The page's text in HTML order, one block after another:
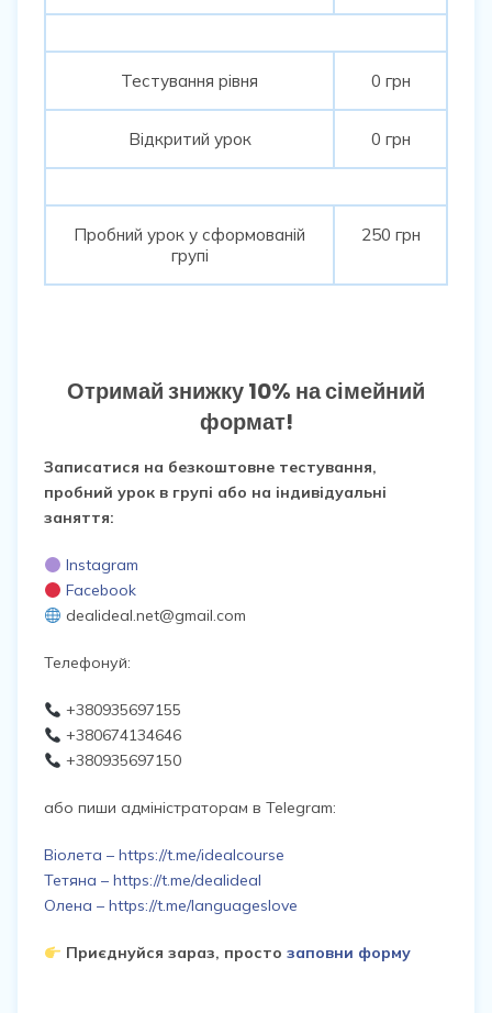
Тестування рівня 0 грн
Відкритий урок 0 грн
Пробний урок у сформованій
групі
250 грн
Отримай знижку 10% на сімейний
формат!
Записатися на безкоштовне тестування,
пробний урок в групі або на індивідуальні
заняття:
Instagram
Facebook
dealideal.net@gmail.com
Телефонуй:
+380935697155
+380674134646
+380935697150
або пиши адміністраторам в Telegram:
Віолета – https://t.me/idealcourse
Тетяна – https://t.me/dealideal
Олена – https://t.me/languageslove
Приєднуйся зараз, просто заповни форму